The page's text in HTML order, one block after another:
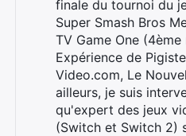
finale du tournoi du
Super Smash Bros
TV Game One (4ème
Expérience de
Video.com, Le
ailleurs, je suis
qu'expert des jeux
(Switch et Switch 2)